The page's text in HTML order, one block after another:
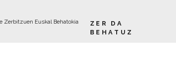
ZER DA
BEHATUZ